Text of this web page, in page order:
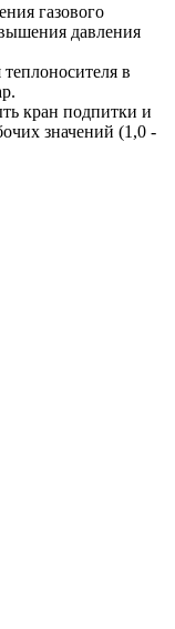
газового
давления
в
кран подпитки и
значений (1,0 -